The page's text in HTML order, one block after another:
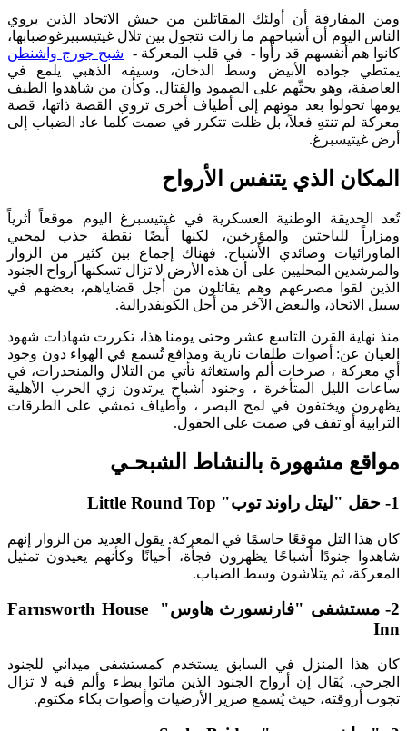
ومن المفارقة أن أولئك المقاتلين من جيش الاتحاد الذين يروي
الناس اليوم أن أشباحهم ما زالت تتجول بين تلال غيتيسبيرغوضبابها،
كانوا هم أنفسهم قد رأوا - في قلب المعركة - شبح جورج واشنطن
يمتطي جواده الأبيض وسط الدخان، وسيفه الذهبي يلمع في
العاصفة، وهو يحثّهم على الصمود والقتال. وكأن من شاهدوا الطيف
يومها تحولوا بعد موتهم إلى أطياف أخرى تروي القصة ذاتها، قصة
معركة لم تنتهِ فعلاً، بل ظلت تتكرر في صمت كلما عاد الضباب إلى
أرض غيتيسبرغ.
المكان الذي يتنفس الأرواح
تُعد الحديقة الوطنية العسكرية في غيتيسبرغ اليوم موقعاً أثرياً
ومزاراً للباحثين والمؤرخين، لكنها أيضًا نقطة جذب لمحبي
الماورائيات وصائدي الأشباح. فهناك إجماع بين كثير من الزوار
والمرشدين المحليين على أن هذه الأرض لا تزال تسكنها أرواح الجنود
الذين لقوا مصرعهم وهم يقاتلون من أجل قضاياهم، بعضهم في
سبيل الاتحاد، والبعض الآخر من أجل الكونفدرالية.
منذ نهاية القرن التاسع عشر وحتى يومنا هذا، تكررت شهادات شهود
العيان عن: أصوات طلقات نارية ومدافع تُسمع في الهواء دون وجود
أي معركة ، صرخات ألم واستغاثة تأتي من التلال والمنحدرات، في
ساعات الليل المتأخرة ، وجنود أشباح يرتدون زي الحرب الأهلية
يظهرون ويختفون في لمح البصر ، وأطياف تمشي على الطرقات
الترابية أو تقف في صمت على الحقول.
مواقع مشهورة بالنشاط الشبحـي
1- حقل "ليتل راوند توب" Little Round Top
كان هذا التل موقعًا حاسمًا في المعركة. يقول العديد من الزوار إنهم
شاهدوا جنودًا أشباحًا يظهرون فجأة، أحيانًا وكأنهم يعيدون تمثيل
المعركة، ثم يتلاشون وسط الضباب.
2- مستشفى "فارنسورث هاوس" Farnsworth House
Inn
كان هذا المنزل في السابق يستخدم كمستشفى ميداني للجنود
الجرحى. يُقال إن أرواح الجنود الذين ماتوا ببطء وألم فيه لا تزال
تجوب أروقته، حيث يُسمع صرير الأرضيات وأصوات بكاء مكتوم.